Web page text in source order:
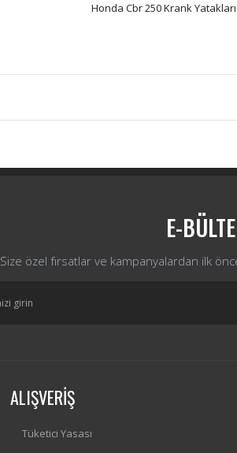
Honda Cbr 250 Krank
E-
Size özel fırsatlar ve kampanyalardan ilk
ALIŞVERİŞ
Tüketici Yasası